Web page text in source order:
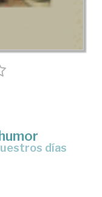
días